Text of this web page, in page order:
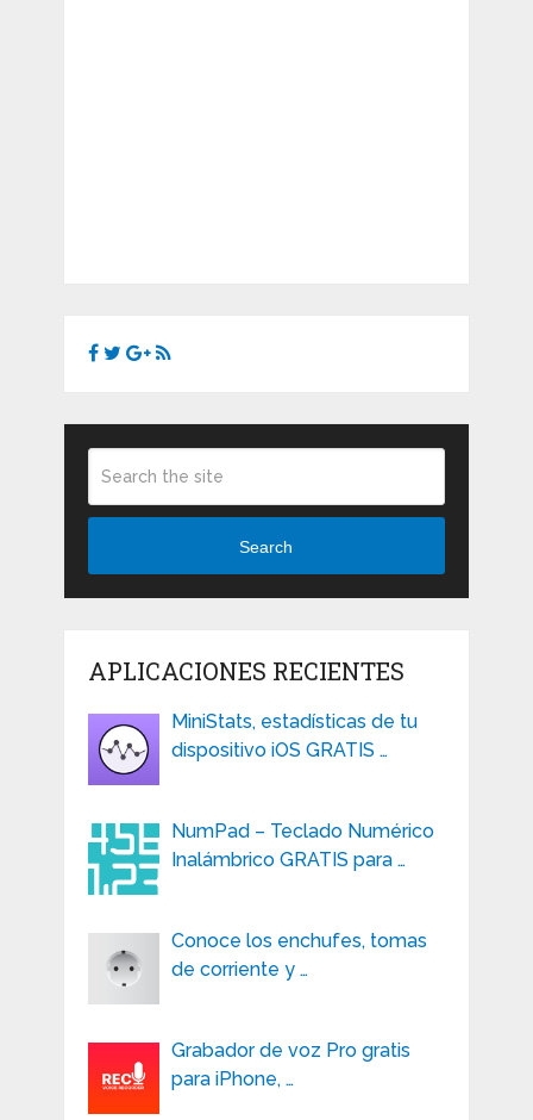
Search
APLICACIONES RECIENTES
MiniStats, estadísticas de tu
dispositivo iOS GRATIS …
NumPad – Teclado Numérico
Inalámbrico GRATIS para …
Conoce los enchufes, tomas
de corriente y …
Grabador de voz Pro gratis
para iPhone, …